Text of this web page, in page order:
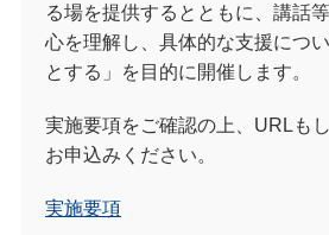
る場を提供するとともに、講話
心を理解し、具体的な支援につ
とする」を目的に開催します。
実施要項をご確認の上、URLも
お申込みください。
実施要項